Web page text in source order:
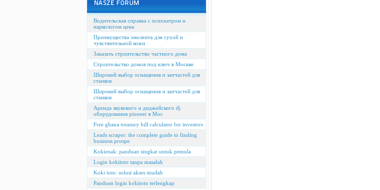
Водительская справка с психиатром и
наркологом цена
Преимущества эмолента для сухой и
чувствительной кожи
Заказать строительство частного дома
Строительство домов под ключ в Москве
Широкий выбор оснащения и запчастей для
станков
Широкий выбор оснащения и запчастей для
станков
Аренда звукового и диджейского dj
оборудования pioneer в Мос
Free ghana treasury bill calculator for investors
Leads scraper: the complete guide to finding
business prospe
Kokienak: panduan singkat untuk pemula
Login kokitoto tanpa masalah
Koki toto: solusi akses mudah
Panduan login kokitoto terlengkap